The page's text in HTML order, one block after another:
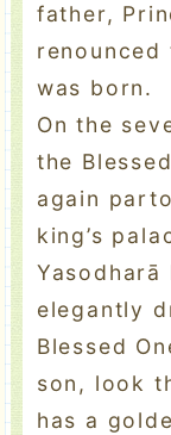
father,
was born.
On the
the
again
king’s
elegantly
Blessed
son, look
has a